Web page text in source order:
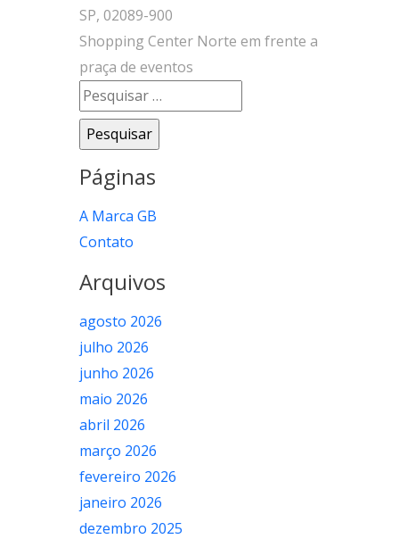
SP, 02089-900
Shopping Center Norte em frente a
praça de eventos
Pesquisar
por:
Páginas
A Marca GB
Contato
Arquivos
agosto 2026
julho 2026
junho 2026
maio 2026
abril 2026
março 2026
fevereiro 2026
janeiro 2026
dezembro 2025